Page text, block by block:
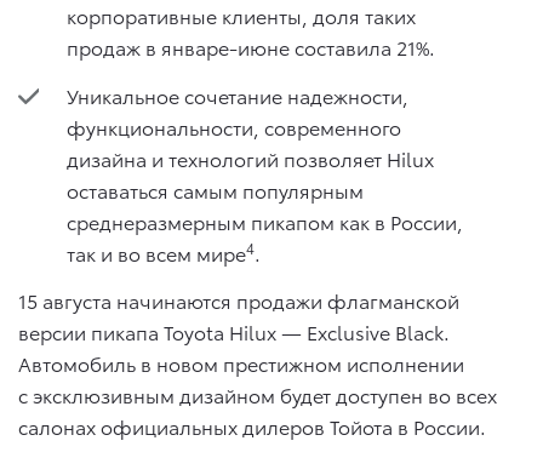
корпоративные клиенты, доля таких
продаж в январе-июне составила 21%.
Уникальное сочетание надежности,
функциональности, современного
дизайна и технологий позволяет Hilux
оставаться самым популярным
среднеразмерным пикапом как в России,
так и во всем мире4.
15 августа начинаются продажи флагманской
версии пикапа Toyota Hilux — Exclusive Black.
Автомобиль в новом престижном исполнении
с эксклюзивным дизайном будет доступен во всех
салонах официальных дилеров Тойота в России.